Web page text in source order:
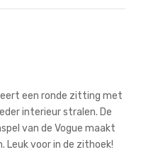
een ronde zitting met
interieur stralen. De
van de Vogue maakt
Leuk voor in de zithoek!